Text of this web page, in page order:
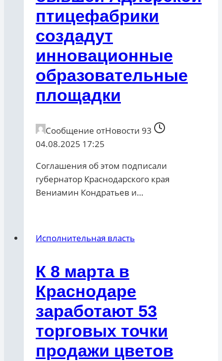
птицефабрики
создадут
инновационные
образовательные
площадки
Сообщение отНовости 93
04.08.2025 17:25
Соглашения об этом подписали
губернатор Краснодарского края
Вениамин Кондратьев и…
Исполнительная власть
К 8 марта в
Краснодаре
заработают 53
торговых точки
продажи цветов